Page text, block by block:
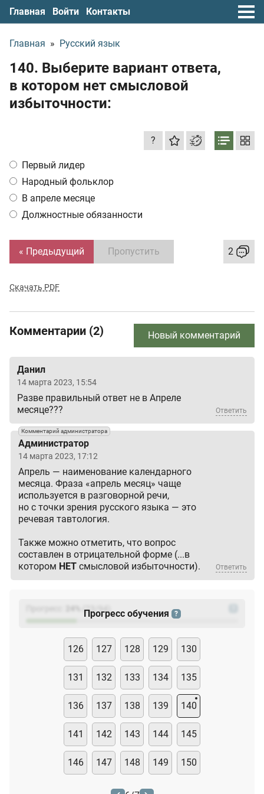
Главная Войти Контакты
Главная » Русский язык
140. Выберите вариант ответа,
в котором нет смысловой
избыточности:
?
Первый лидер
Народный фольклор
В апреле месяце
Должностные обязанности
« Предыдущий Пропустить 2
Скачать PDF
Комментарии (2) Новый комментарий
Данил
14 марта 2023, 15:54
Разве правильный ответ не в Апреле
месяце???
Ответить
Комментарий администратора
Администратор
14 марта 2023, 17:12
Апрель — наименование календарного
месяца. Фраза «апрель месяц» чаще
используется в разговорной речи,
но с точки зрения русского языка — это
речевая тавтология.
Также можно отметить, что вопрос
составлен в отрицательной форме (...в
котором НЕТ смысловой избыточности). Ответить
(23
Прогресс обучения ?
126 127 128 129 130
131 132 133 134 135
136 137 138 139 140
141 142 143 144 145
146 147 148 149 150